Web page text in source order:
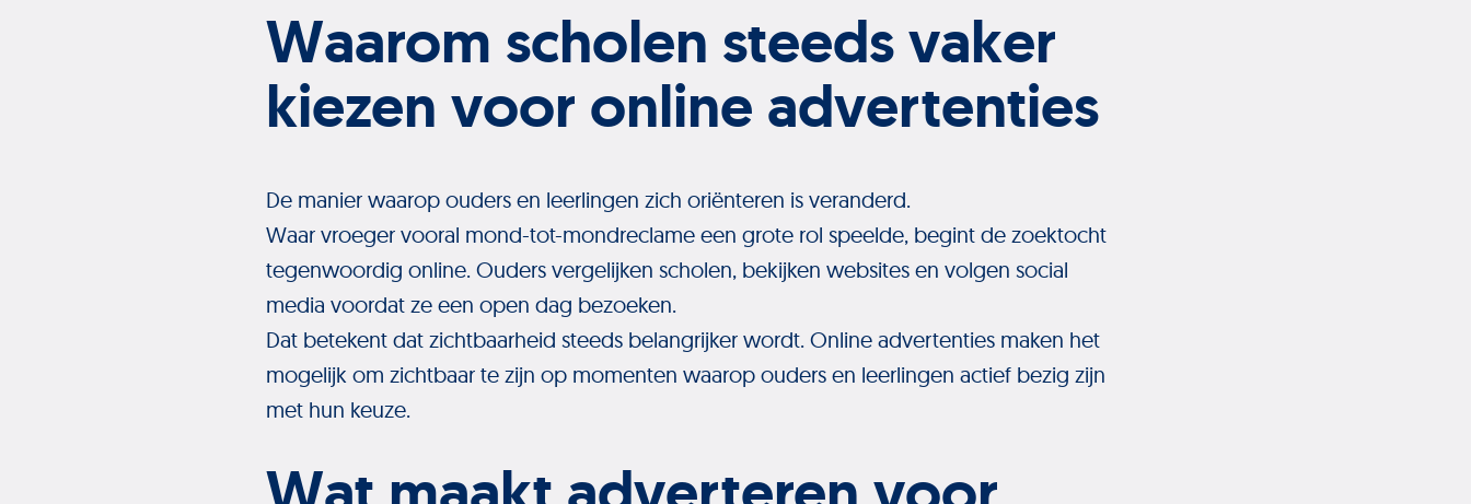
Waarom scholen steeds vaker
kiezen voor online advertenties
De manier waarop ouders en leerlingen zich oriënteren is veranderd.
Waar vroeger vooral mond-tot-mondreclame een grote rol speelde, begint de zoektocht
tegenwoordig online. Ouders vergelijken scholen, bekijken websites en volgen social
media voordat ze een open dag bezoeken.
Dat betekent dat zichtbaarheid steeds belangrijker wordt. Online advertenties maken het
mogelijk om zichtbaar te zijn op momenten waarop ouders en leerlingen actief bezig zijn
met hun keuze.